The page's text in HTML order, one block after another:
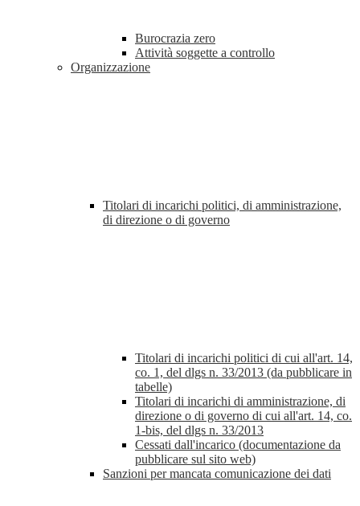
Burocrazia zero
Attività soggette a controllo
Organizzazione
Titolari di incarichi politici, di amministrazione,
di direzione o di governo
Titolari di incarichi politici di cui all'art. 14,
co. 1, del dlgs n. 33/2013 (da pubblicare in
tabelle)
Titolari di incarichi di amministrazione, di
direzione o di governo di cui all'art. 14, co.
1-bis, del dlgs n. 33/2013
Cessati dall'incarico (documentazione da
pubblicare sul sito web)
Sanzioni per mancata comunicazione dei dati